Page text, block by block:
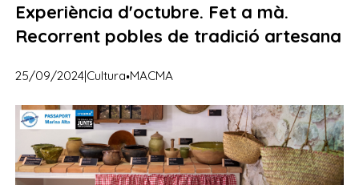
Experiència d'octubre. Fet a mà.
Recorrent pobles de tradició artesana
25/09/2024|Cultura·MACMA